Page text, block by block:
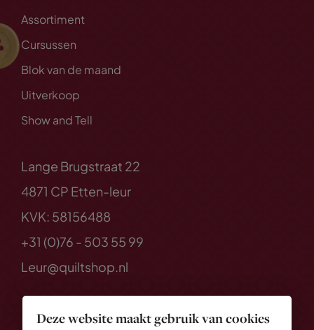
Deze website maakt gebruik van cookies
Assortiment
Cursussen
Blok van de maand
Uitverkoop
Show and Tell
Lange Brugstraat 22
4871 CP Etten-leur
KVK: 58156488
+31 (0)76 - 503 55 99
Leur@quiltshop.nl